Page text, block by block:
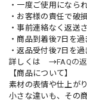
・一度ご使用になら
・お客様の責任で破
・事前連絡なく返送
・商品到着後7日を
・返品受付後7日を
詳しくは →FAQの
【商品について】
素材の表情や仕上が
小さな違いも、その